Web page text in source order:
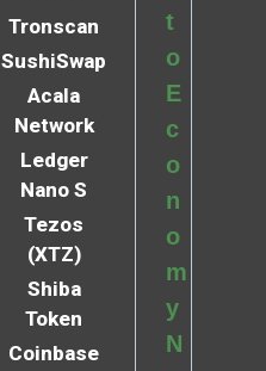
Tronscan
SushiSwap
Acala
Network
Ledger
Nano S
Tezos
(XTZ)
Shiba
Token
Coinbase
t
o
E
c
o
n
o
m
y
N